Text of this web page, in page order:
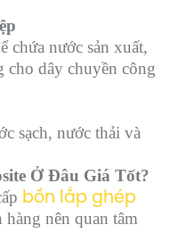
chứa nước sản xuất,
cho dây chuyền công
sạch, nước thải và
Ở Đâu Giá Tốt?
bồn lắp ghép
nên quan tâm